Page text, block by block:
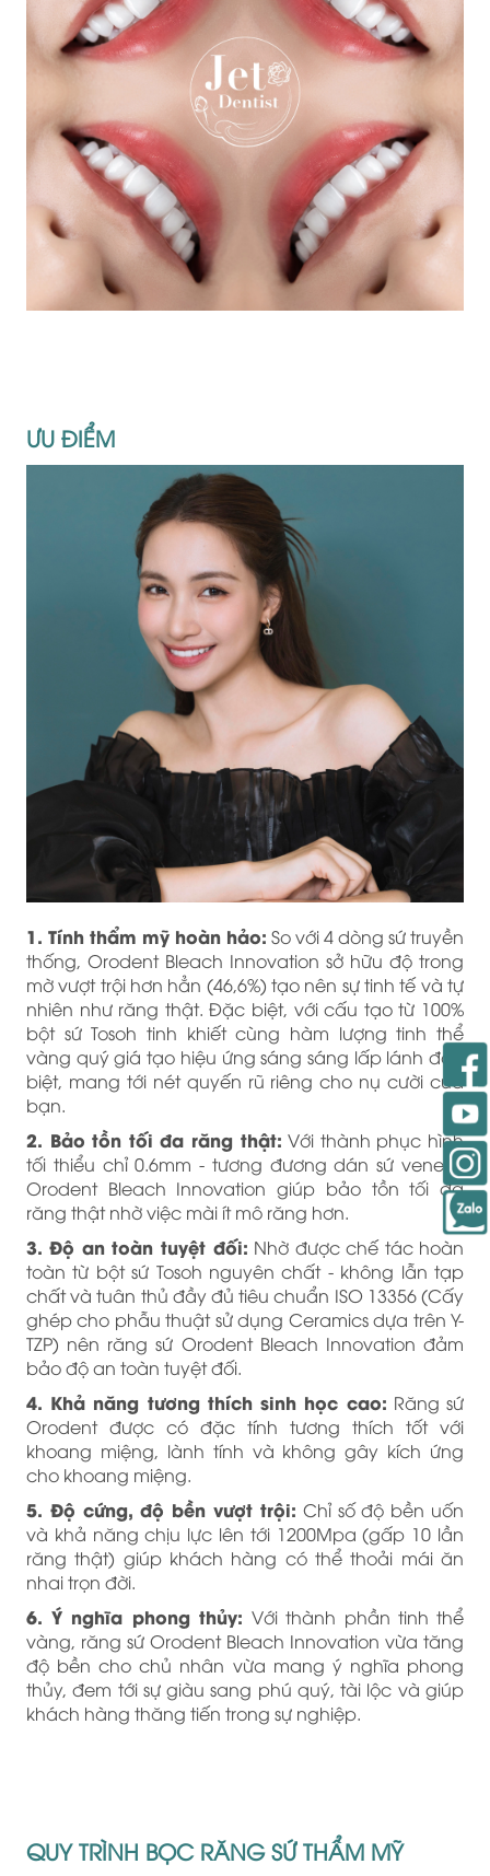
ƯU ĐIỂM
1. Tính thẩm mỹ hoàn hảo: So với 4 dòng sứ truyền
thống, Orodent Bleach Innovation sở hữu độ trong
mờ vượt trội hơn hẳn (46,6%) tạo nên sự tinh tế và tự
nhiên như răng thật. Đặc biệt, với cấu tạo từ 100%
bột sứ Tosoh tinh khiết cùng hàm lượng tinh thể
vàng quý giá tạo hiệu ứng sáng sáng lấp lánh đặc
biệt, mang tới nét quyến rũ riêng cho nụ cười của
bạn.
2. Bảo tồn tối đa răng thật: Với thành phục hình
tối thiểu chỉ 0.6mm - tương đương dán sứ veneer,
Orodent Bleach Innovation giúp bảo tồn tối đa
răng thật nhờ việc mài ít mô răng hơn.
3. Độ an toàn tuyệt đối: Nhờ được chế tác hoàn
toàn từ bột sứ Tosoh nguyên chất - không lẫn tạp
chất và tuân thủ đầy đủ tiêu chuẩn ISO 13356 (Cấy
ghép cho phẫu thuật sử dụng Ceramics dựa trên Y-
TZP) nên răng sứ Orodent Bleach Innovation đảm
bảo độ an toàn tuyệt đối.
4. Khả năng tương thích sinh học cao: Răng sứ
Orodent được có đặc tính tương thích tốt với
khoang miệng, lành tính và không gây kích ứng
cho khoang miệng.
5. Độ cứng, độ bền vượt trội: Chỉ số độ bền uốn
và khả năng chịu lực lên tới 1200Mpa (gấp 10 lần
răng thật) giúp khách hàng có thể thoải mái ăn
nhai trọn đời.
6. Ý nghĩa phong thủy:Với thành phần tinh thể
vàng, răng sứ Orodent Bleach Innovation vừa tăng
độ bền cho chủ nhân vừa mang ý nghĩa phong
thủy, đem tới sự giàu sang phú quý, tài lộc và giúp
khách hàng thăng tiến trong sự nghiệp.
QUY TRÌNH BỌC RĂNG SỨ THẨM MỸ